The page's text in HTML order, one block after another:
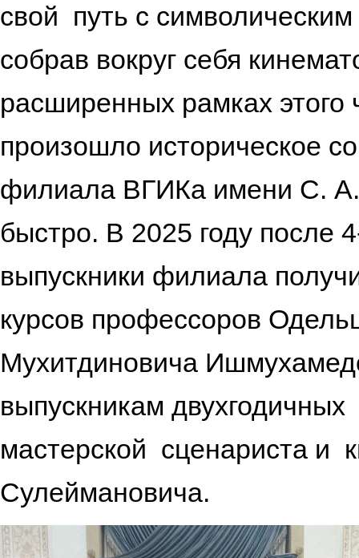
свой путь с
собрав вокруг себя
расширенных рамках
произошло историческое
филиала ВГИКа имени С. А.
быстро. В 2025 году после
выпускники филиала
курсов профессоров
Мухитдиновича
выпускникам
мастерской сценариста
Сулеймановича.